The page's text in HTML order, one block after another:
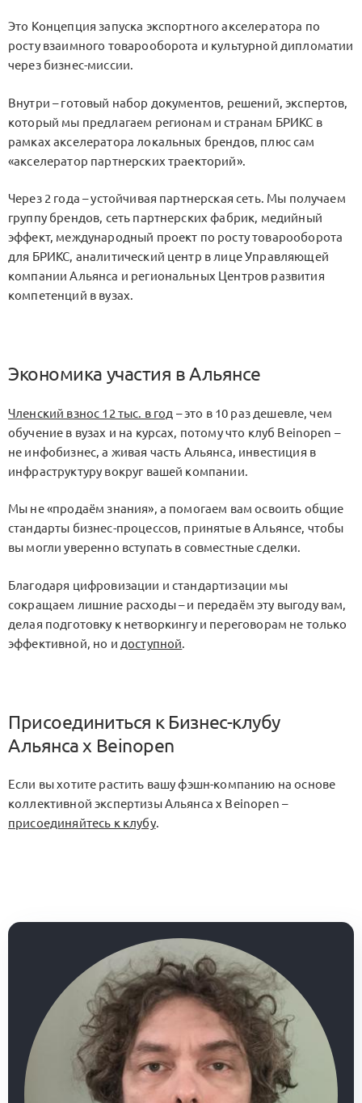
Это Концепция запуска экспортного акселератора по
росту взаимного товарооборота и культурной дипломатии
через бизнес-миссии.
Внутри – готовый набор документов, решений, экспертов,
который мы предлагаем регионам и странам БРИКС в
рамках акселератора локальных брендов, плюс сам
«акселератор партнерских траекторий».
Через 2 года – устойчивая партнерская сеть. Мы получаем
группу брендов, сеть партнерских фабрик, медийный
эффект, международный проект по росту товарооборота
для БРИКС, аналитический центр в лице Управляющей
компании Альянса и региональных Центров развития
компетенций в вузах.
Экономика участия в Альянсе
Членский взнос 12 тыс. в год – это в 10 раз дешевле, чем
обучение в вузах и на курсах, потому что клуб Beinopen –
не инфобизнес, а живая часть Альянса, инвестиция в
инфраструктуру вокруг вашей компании.
Мы не «продаём знания», а помогаем вам освоить общие
стандарты бизнес-процессов, принятые в Альянсе, чтобы
вы могли уверенно вступать в совместные сделки.
Благодаря цифровизации и стандартизации мы
сокращаем лишние расходы – и передаём эту выгоду вам,
делая подготовку к нетворкингу и переговорам не только
эффективной, но и доступной.
Присоединиться к Бизнес-клубу
Альянса x Beinopen
Если вы хотите растить вашу фэшн-компанию на основе
коллективной экспертизы Альянса x Beinopen –
присоединяйтесь к клубу.